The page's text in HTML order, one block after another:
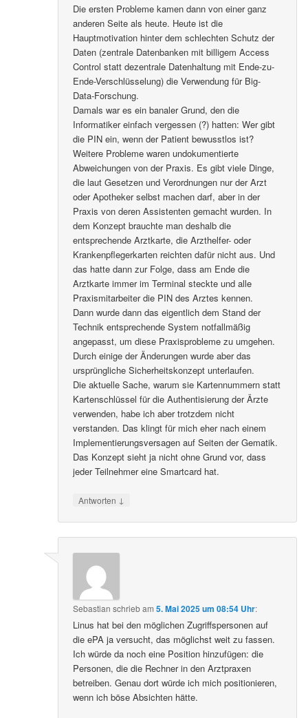
Die ersten Probleme kamen dann von einer ganz
anderen Seite als heute. Heute ist die
Hauptmotivation hinter dem schlechten Schutz der
Daten (zentrale Datenbanken mit billigem Access
Control statt dezentrale Datenhaltung mit Ende-zu-
Ende-Verschlüsselung) die Verwendung für Big-
Data-Forschung.
Damals war es ein banaler Grund, den die
Informatiker einfach vergessen (?) hatten: Wer gibt
die PIN ein, wenn der Patient bewusstlos ist?
Weitere Probleme waren undokumentierte
Abweichungen von der Praxis. Es gibt viele Dinge,
die laut Gesetzen und Verordnungen nur der Arzt
oder Apotheker selbst machen darf, aber in der
Praxis von deren Assistenten gemacht wurden. In
dem Konzept brauchte man deshalb die
entsprechende Arztkarte, die Arzthelfer- oder
Krankenpflegerkarten reichten dafür nicht aus. Und
das hatte dann zur Folge, dass am Ende die
Arztkarte immer im Terminal steckte und alle
Praxismitarbeiter die PIN des Arztes kennen.
Dann wurde dann das eigentlich dem Stand der
Technik entsprechende System notfallmäßig
angepasst, um diese Praxisprobleme zu umgehen.
Durch einige der Änderungen wurde aber das
ursprüngliche Sicherheitskonzept unterlaufen.
Die aktuelle Sache, warum sie Kartennummern statt
Kartenschlüssel für die Authentisierung der Ärzte
verwenden, habe ich aber trotzdem nicht
verstanden. Das klingt für mich eher nach einem
Implementierungsversagen auf Seiten der Gematik.
Das Konzept sieht ja nicht ohne Grund vor, dass
jeder Teilnehmer eine Smartcard hat.
Antworten ↓
Sebastian schriebam5. Mai 2025 um 08:54 Uhr:
Linus hat bei den möglichen Zugriffspersonen auf
die ePA ja versucht, das möglichst weit zu fassen.
Ich würde da noch eine Position hinzufügen: die
Personen, die die Rechner in den Arztpraxen
betreiben. Genau dort würde ich mich positionieren,
wenn ich böse Absichten hätte.